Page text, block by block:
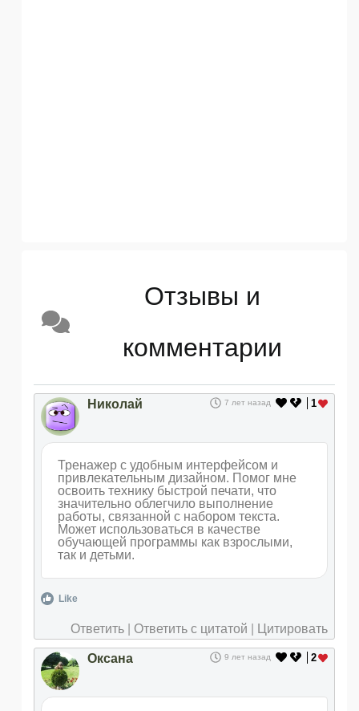
Отзывы и
комментарии
1
Николай 7 лет назад
Тренажер с удобным интерфейсом и
привлекательным дизайном. Помог мне
освоить технику быстрой печати, что
значительно облегчило выполнение
работы, связанной с набором текста.
Может использоваться в качестве
обучающей программы как взрослыми,
так и детьми.
Like
Ответить Ответить с цитатой Цитировать
2
Оксана 9 лет назад